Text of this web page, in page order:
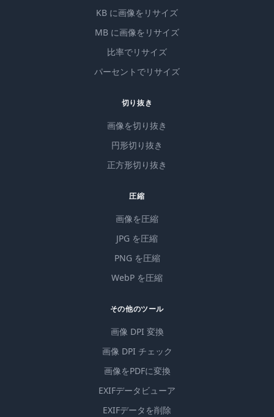
KB に画像をリサイズ
MB に画像をリサイズ
比率でリサイズ
パーセントでリサイズ
切り抜き
画像を切り抜き
円形切り抜き
正方形切り抜き
圧縮
画像を圧縮
JPG を圧縮
PNG を圧縮
WebP を圧縮
その他のツール
画像 DPI 変換
画像 DPI チェック
画像をPDFに変換
EXIFデータビューア
EXIFデータを削除